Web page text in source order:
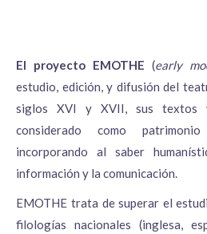
El proyecto EMOTHE (early
estudio, edición, y difusión del
siglos XVI y XVII, sus textos
considerado como
incorporando al saber
información y la comunicación.
EMOTHE trata de superar el
filologías nacionales (inglesa,